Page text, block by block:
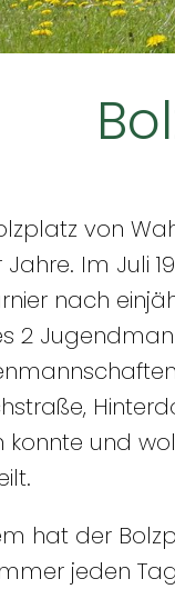
von
Jahre. Im Juli
nach
2
konnte und
hat der
jeden